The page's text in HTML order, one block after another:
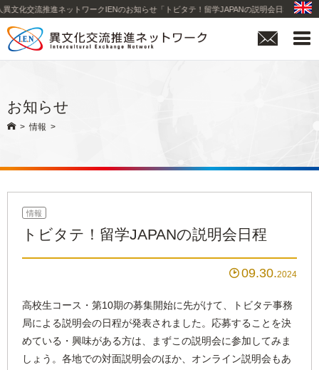
化交流推進ネットワークIENのお知らせ「トビタテ！留学JAPANの説明会日程」
 
お知らせ
>情報 >
情報
トビタテ！留学JAPANの説明会日程
 09.30 2024
高校生コース・第10期の募集開始に先がけて、トビタテ事務
局による説明会の日程が発表されました。応募することを決
めている・興味がある方は、まずこの説明会に参加してみま
しょう。各地での対面説明会のほか、オンライン説明会もあ